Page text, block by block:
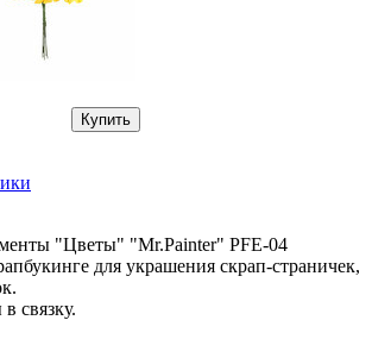
Купить
"Цветы" "Mr.Painter" PFE-04
для украшения скрап-страничек,
связку.